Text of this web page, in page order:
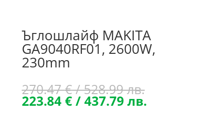
Ъглошлайф MAKITA
GA9040RF01, 2600W,
230mm
270.47€/ 528.99 лв.Original
price
223.84€/ 437.79 лв.Текущата